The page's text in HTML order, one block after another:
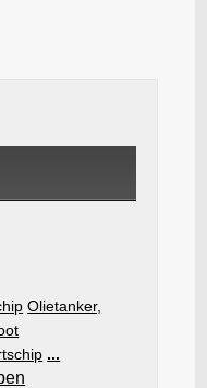
Olietanker,
...